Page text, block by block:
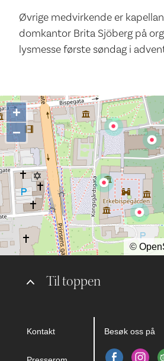
Øvrige medvirkende er
domkantor Brita Sjöberg på
lysmesse første søndag i
Til toppen
Kontakt Besøk oss på
+
−
©